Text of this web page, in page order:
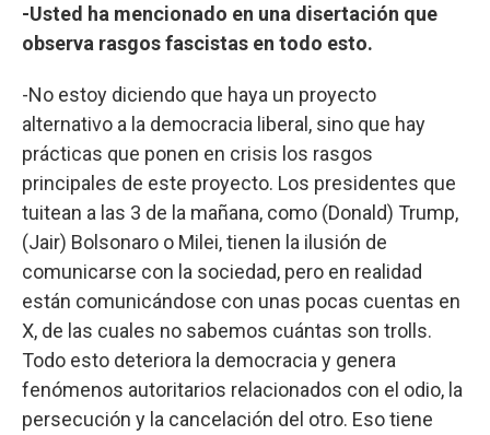
-Usted ha mencionado en una disertación que
observa rasgos fascistas en todo esto.
-No estoy diciendo que haya un proyecto
alternativo a la democracia liberal, sino que hay
prácticas que ponen en crisis los rasgos
principales de este proyecto. Los presidentes que
tuitean a las 3 de la mañana, como (Donald) Trump,
(Jair) Bolsonaro o Milei, tienen la ilusión de
comunicarse con la sociedad, pero en realidad
están comunicándose con unas pocas cuentas en
X, de las cuales no sabemos cuántas son trolls.
Todo esto deteriora la democracia y genera
fenómenos autoritarios relacionados con el odio, la
persecución y la cancelación del otro. Eso tiene